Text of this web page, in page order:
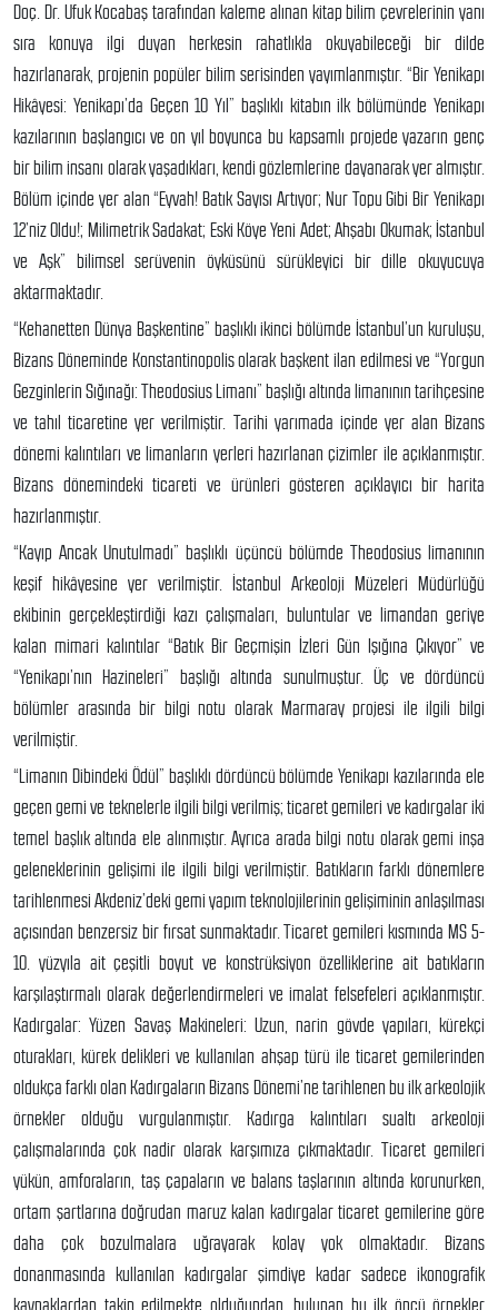
Doç. Dr. Ufuk Kocabaş tarafından kaleme alınan kitap bilim çevrelerinin yanı
sıra konuya ilgi duyan herkesin rahatlıkla okuyabileceği bir dilde
hazırlanarak, projenin popüler bilim serisinden yayımlanmıştır. “Bir Yenikapı
Hikâyesi: Yenikapı’da Geçen 10 Yıl” başlıklı kitabın ilk bölümünde Yenikapı
kazılarının başlangıcı ve on yıl boyunca bu kapsamlı projede yazarın genç
bir bilim insanı olarak yaşadıkları, kendi gözlemlerine dayanarak yer almıştır.
Bölüm içinde yer alan “Eyvah! Batık Sayısı Artıyor; Nur Topu Gibi Bir Yenikapı
12’niz Oldu!; Milimetrik Sadakat; Eski Köye Yeni Adet; Ahşabı Okumak; İstanbul
ve Aşk” bilimsel serüvenin öyküsünü sürükleyici bir dille okuyucuya
aktarmaktadır.
“Kehanetten Dünya Başkentine” başlıklı ikinci bölümde İstanbul’un kuruluşu,
Bizans Döneminde Konstantinopolis olarak başkent ilan edilmesi ve “Yorgun
Gezginlerin Sığınağı: Theodosius Limanı” başlığı altında limanının tarihçesine
ve tahıl ticaretine yer verilmiştir. Tarihi yarımada içinde yer alan Bizans
dönemi kalıntıları ve limanların yerleri hazırlanan çizimler ile açıklanmıştır.
Bizans dönemindeki ticareti ve ürünleri gösteren açıklayıcı bir harita
hazırlanmıştır.
“Kayıp Ancak Unutulmadı” başlıklı üçüncü bölümde Theodosius limanının
keşif hikâyesine yer verilmiştir. İstanbul Arkeoloji Müzeleri Müdürlüğü
ekibinin gerçekleştirdiği kazı çalışmaları, buluntular ve limandan geriye
kalan mimari kalıntılar “Batık Bir Geçmişin İzleri Gün Işığına Çıkıyor” ve
“Yenikapı’nın Hazineleri” başlığı altında sunulmuştur. Üç ve dördüncü
bölümler arasında bir bilgi notu olarak Marmaray projesi ile ilgili bilgi
verilmiştir.
“Limanın Dibindeki Ödül” başlıklı dördüncü bölümde Yenikapı kazılarında ele
geçen gemi ve teknelerle ilgili bilgi verilmiş; ticaret gemileri ve kadırgalar iki
temel başlık altında ele alınmıştır. Ayrıca arada bilgi notu olarak gemi inşa
geleneklerinin gelişimi ile ilgili bilgi verilmiştir. Batıkların farklı dönemlere
tarihlenmesi Akdeniz’deki gemi yapım teknoloji­lerinin gelişiminin anlaşılması
açısından benzersiz bir fırsat sunmaktadır. Ticaret gemileri kısmında MS 5-
10. yüzyıla ait çeşitli boyut ve konstrüksiyon özelliklerine ait batıkların
karşılaştırmalı olarak değerlendirmeleri ve imalat felsefeleri açıklanmıştır.
Kadırgalar: Yüzen Savaş Makineleri: Uzun, narin gövde yapıları, kürekçi
oturakları, kürek delikleri ve kullanılan ahşap türü ile ticaret gemilerinden
oldukça farklı olan Kadırgaların Bi­zans Dönemi’ne tarihlenen bu ilk arkeolojik
örnekler olduğu vurgulanmıştır. Kadırga kalıntıları sualtı arkeoloji
çalışmalarında çok nadir olarak karşımıza çıkmaktadır. Ticaret gemileri
yükün, amforaların, taş çapaların ve balans taşlarının altında korunurken,
ortam şartlarına doğrudan maruz kalan kadırgalar ticaret gemilerine göre
daha çok bozulmalara uğrayarak kolay yok ol­maktadır. Bizans
donanmasında kullanılan kadırgalar şimdiye kadar sadece iko­nografik